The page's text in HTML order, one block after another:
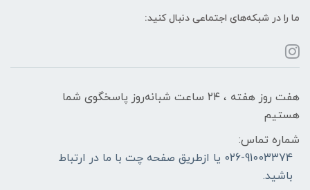
ما را در شبکه‌های اجتماعی دنبال کنید:
هفت روز هفته ، ۲۴ ساعت شبانه‌روز پاسخگوی شما
هستیم
شماره تماس:
026-91003374 یا ازطریق صفحه چت با ما در ارتباط
باشید.